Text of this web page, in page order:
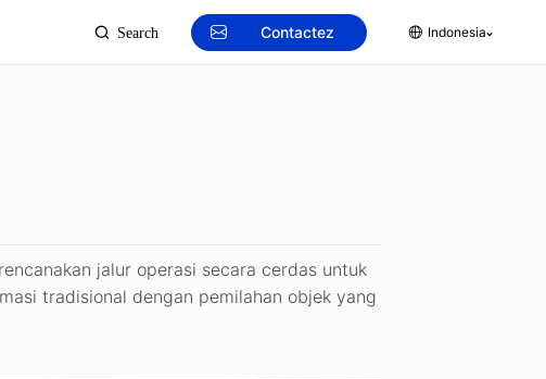
Search Contactez Indonesia
jalur operasi secara cerdas untuk
tradisional dengan pemilahan objek yang